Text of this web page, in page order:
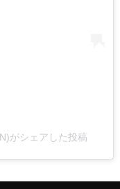
がシェアした投稿